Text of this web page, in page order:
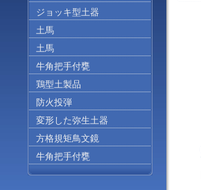
ジョッキ型土器
土馬
土馬
牛角把手付甕
鶏型土製品
防火投弾
変形した弥生土器
方格規矩鳥文鏡
牛角把手付甕